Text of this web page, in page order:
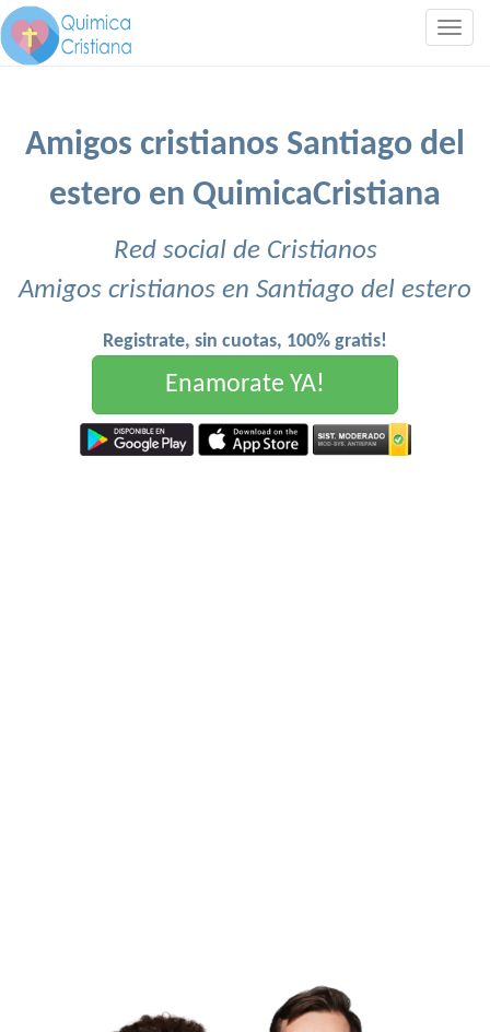
Amigos cristianos Santiago del
estero en QuimicaCristiana
Red social de Cristianos
Amigos cristianos en Santiago del estero
Registrate, sin cuotas, 100% gratis!
Enamorate YA!